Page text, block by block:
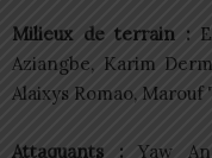
Milieux de terrain :
Aziangbe, Karim
Alaixys Romao, Marouf
Attaquants : Yaw